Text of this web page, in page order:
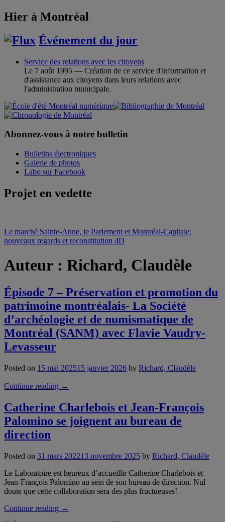
Hier à Montréal
Événement du jour
Service des relations avec les citoyens
Le 7 août 1995 — Création de ce service d'information et
d'assistance aux citoyens dans leurs relations avec
l'administration municipale.
Abonnez-vous à notre bulletin
Bulletins électroniques
Galerie de photos
Labo sur Facebook
Projet en vedette
Le marché Sainte-Anne, le Parlement et Montréal-Capitale:
nouveaux regards et reconstitution 4D
Auteur : Richard, Claudèle
Épisode 7 – Préservation et promotion du
patrimoine montréalais- La Société
d’archéologie et de numismatique de
Montréal (SANM) avec Flavie Vaudry-
Levasseur
Posted on 15 mai 202515 janvier 2026 by Richard, Claudèle
Continue reading “Épisode
–
Préservation
et
montréalais-
Société
d’archéologie
et
numismatique
→
Catherine Charlebois et Jean-François
Palomino se joignent au bureau de
direction
Posted on 31 mars 202213 novembre 2025 by Richard, Claudèle
Le Laboratoire est heureux d’accueillir Catherine Charlebois et
Jean-François Palomino au sein de son bureau de direction. Nul
doute que cette collaboration sera des plus fructueuses!
Continue reading “Catherine
→